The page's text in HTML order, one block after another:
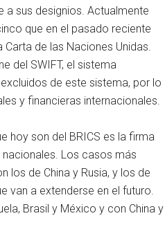
a sus designios. Actualmente
que en el pasado reciente
de las Naciones Unidas.
del SWIFT, el sistema
de este sistema, por lo
y financieras internacionales.
hoy son del BRICS es la firma
Los casos más
los de China y Rusia, y los de
van a extenderse en el futuro.
Brasil y México y con China y